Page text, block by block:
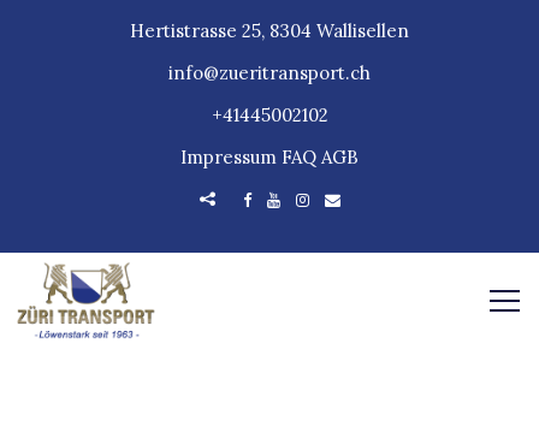
Hertistrasse 25, 8304 Wallisellen
info@zueritransport.ch
+41445002102
Impressum FAQ AGB